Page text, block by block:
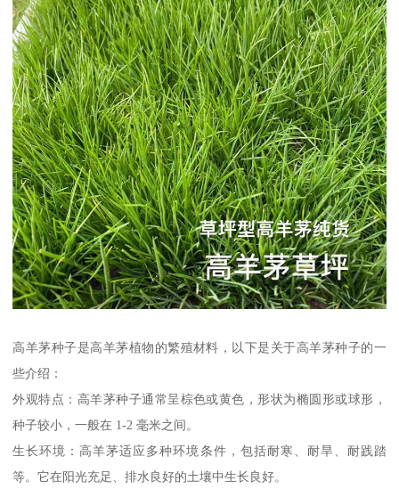
高羊茅种子是高羊茅植物的繁殖材料，以下是关于高羊茅种子的一
些介绍：
外观特点：高羊茅种子通常呈棕色或黄色，形状为椭圆形或球形，
种子较小，一般在 1-2 毫米之间。
生长环境：高羊茅适应多种环境条件，包括耐寒、耐旱、耐践踏
等。它在阳光充足、排水良好的土壤中生长良好。